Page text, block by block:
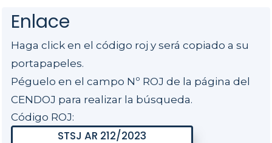
Enlace
Haga click en el código roj y será copiado a su
portapapeles.
Péguelo en el campo Nº ROJ de la página del
CENDOJ para realizar la búsqueda.
Código ROJ: